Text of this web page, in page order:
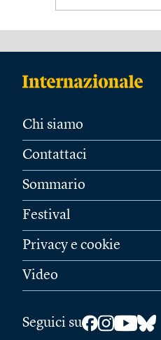
Chi siamo
Contattaci
Sommario
Festival
Privacy e cookie
Video
Seguici su